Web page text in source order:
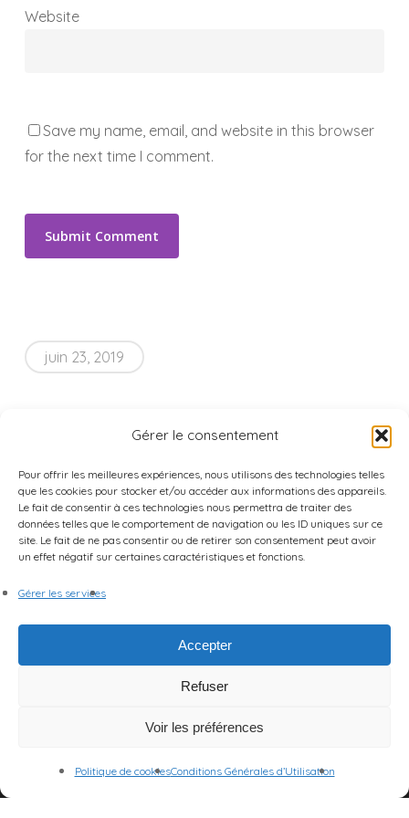
Gérer le consentement
Pour offrir les meilleures expériences, nous utilisons des technologies telles
que les cookies pour stocker et/ou accéder aux informations des appareils.
Le fait de consentir à ces technologies nous permettra de traiter des
données telles que le comportement de navigation ou les ID uniques sur ce
site. Le fait de ne pas consentir ou de retirer son consentement peut avoir
un effet négatif sur certaines caractéristiques et fonctions.
Gérer les services
Accepter
Refuser
Voir les préférences
Politique de cookiesConditions Générales d’Utilisation
Website
Save my name, email, and website in this browser
for the next time I comment.
juin 23, 2019